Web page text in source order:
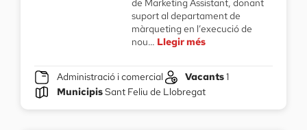
de Marketing Assistant, donant
suport al departament de
màrqueting en l’execució de
nou… Llegir més
Administració i comercial Vacants1
MunicipisSant Feliu de Llobregat